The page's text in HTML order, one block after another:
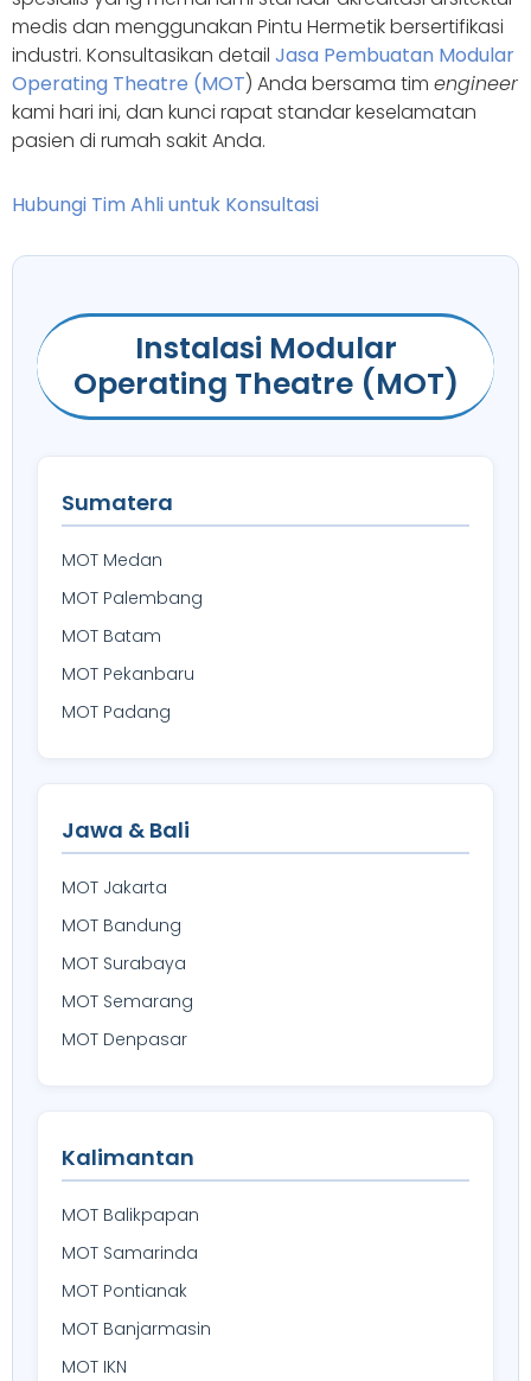
medis dan menggunakan Pintu Hermetik bersertifikasi
industri. Konsultasikan detail Jasa Pembuatan Modular
Operating Theatre (MOT) Anda bersama tim engineer
kami hari ini, dan kunci rapat standar keselamatan
pasien di rumah sakit Anda.
Hubungi Tim Ahli untuk Konsultasi
Instalasi Modular
Operating Theatre (MOT)
Sumatera
MOT Medan
MOT Palembang
MOT Batam
MOT Pekanbaru
MOT Padang
Jawa & Bali
MOT Jakarta
MOT Bandung
MOT Surabaya
MOT Semarang
MOT Denpasar
Kalimantan
MOT Balikpapan
MOT Samarinda
MOT Pontianak
MOT Banjarmasin
MOT IKN